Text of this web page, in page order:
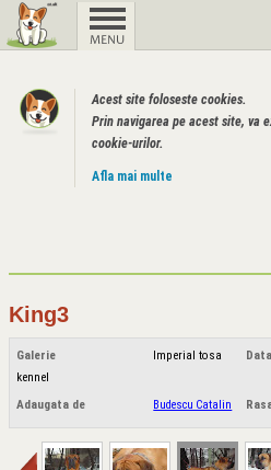
Acest site foloseste cookies.
Prin navigarea pe acest site, va
cookie-urilor.
Afla mai multe
King3
Galerie
Imperial tosa
kennel
Adaugata de Budescu Catalin